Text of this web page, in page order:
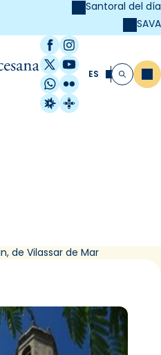
Santoral del día
SAVA
Facebook
Instagram
X / Twitter
YouTube
WhatsApp
Flickr
Radio Estel
Catalunya
ES Buscar
de Vilassar de Mar